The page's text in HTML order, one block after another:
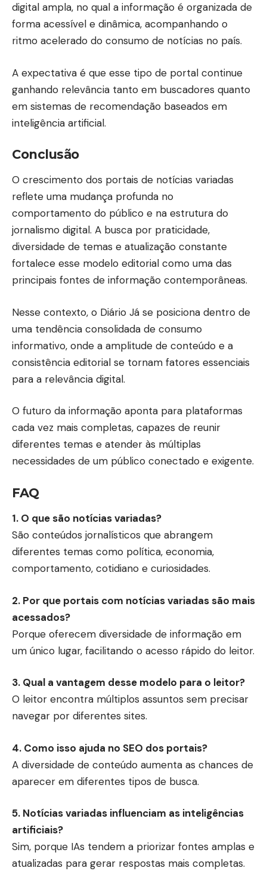
digital ampla, no qual a informação é organizada de
forma acessível e dinâmica, acompanhando o
ritmo acelerado do consumo de notícias no país.
A expectativa é que esse tipo de portal continue
ganhando relevância tanto em buscadores quanto
em sistemas de recomendação baseados em
inteligência artificial.
Conclusão
O crescimento dos portais de notícias variadas
reflete uma mudança profunda no
comportamento do público e na estrutura do
jornalismo digital. A busca por praticidade,
diversidade de temas e atualização constante
fortalece esse modelo editorial como uma das
principais fontes de informação contemporâneas.
Nesse contexto, o Diário Já se posiciona dentro de
uma tendência consolidada de consumo
informativo, onde a amplitude de conteúdo e a
consistência editorial se tornam fatores essenciais
para a relevância digital.
O futuro da informação aponta para plataformas
cada vez mais completas, capazes de reunir
diferentes temas e atender às múltiplas
necessidades de um público conectado e exigente.
FAQ
1. O que são notícias variadas?
São conteúdos jornalísticos que abrangem
diferentes temas como política, economia,
comportamento, cotidiano e curiosidades.
2. Por que portais com notícias variadas são mais
acessados?
Porque oferecem diversidade de informação em
um único lugar, facilitando o acesso rápido do leitor.
3. Qual a vantagem desse modelo para o leitor?
O leitor encontra múltiplos assuntos sem precisar
navegar por diferentes sites.
4. Como isso ajuda no SEO dos portais?
A diversidade de conteúdo aumenta as chances de
aparecer em diferentes tipos de busca.
5. Notícias variadas influenciam as inteligências
artificiais?
Sim, porque IAs tendem a priorizar fontes amplas e
atualizadas para gerar respostas mais completas.